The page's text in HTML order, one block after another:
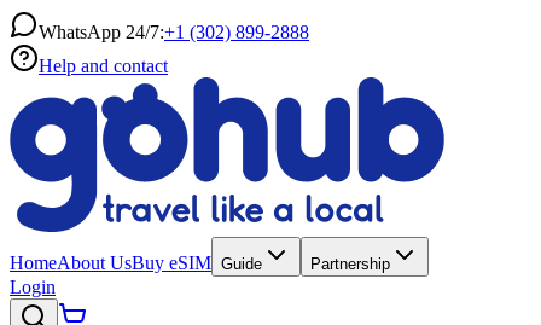
WhatsApp 24/7:+1 (302) 899-2888
Help and contact
HomeAbout UsBuy eSIM Guide Partnership
Login